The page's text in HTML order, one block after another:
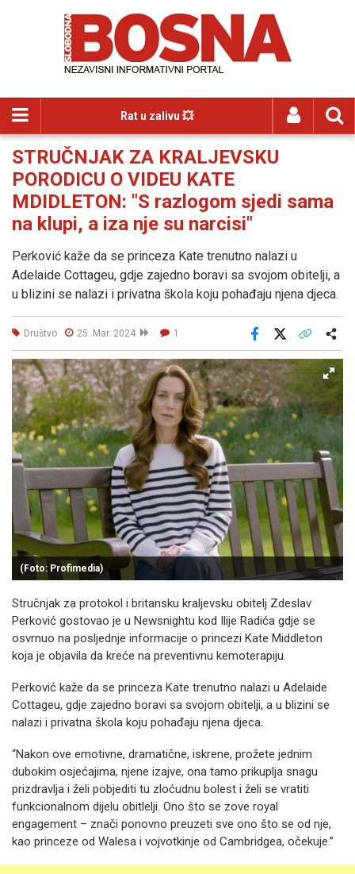
Rat u zalivu 💥
STRUČNJAK ZA KRALJEVSKU
PORODICU O VIDEU KATE
MDIDLETON: "S razlogom sjedi sama
na klupi, a iza nje su narcisi"
Perković kaže da se princeza Kate trenutno nalazi u
Adelaide Cottageu, gdje zajedno boravi sa svojom obitelji, a
u blizini se nalazi i privatna škola koju pohađaju njena djeca.
Društvo 25. Mar. 2024 1
Facebook
(Foto: Profimedia)
Stručnjak za protokol i britansku kraljevsku obitelj Zdeslav
Perković gostovao je u Newsnightu kod Ilije Radića gdje se
osvrnuo na posljednje informacije o princezi Kate Middleton
koja je objavila da kreće na preventivnu kemoterapiju.
Perković kaže da se princeza Kate trenutno nalazi u Adelaide
Cottageu, gdje zajedno boravi sa svojom obitelji, a u blizini se
nalazi i privatna škola koju pohađaju njena djeca.
“Nakon ove emotivne, dramatične, iskrene, prožete jednim
dubokim osjećajima, njene izajve, ona tamo prikuplja snagu
prizdravlja i želi pobjediti tu zloćudnu bolest i želi se vratiti
funkcionalnom dijelu obitlelji. Ono što se zove royal
engagement – znači ponovno preuzeti sve ono što se od nje,
kao princeze od Walesa i vojvotkinje od Cambridgea, očekuje.”